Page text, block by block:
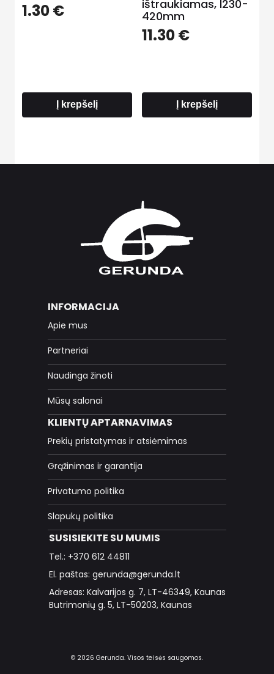
1.30€
Į krepšelį
ištraukiamas, l230-
420mm
11.30€
Į krepšelį
INFORMACIJA
Apie mus
Partneriai
Naudinga žinoti
Mūsų salonai
KLIENTŲ APTARNAVIMAS
Prekių pristatymas ir atsiėmimas
Grąžinimas ir garantija
Privatumo politika
Slapukų politika
SUSISIEKITE SU MUMIS
Tel.: +370 612 44811
El. paštas: gerunda@gerunda.lt
Adresas: Kalvarijos g. 7, LT-46349, Kaunas
Butrimonių g. 5, LT-50203, Kaunas
© 2026 Gerunda. Visos teisės saugomos.